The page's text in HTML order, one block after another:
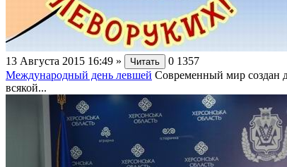
13 Августа 2015 16:49 » Читать 0 1357
Международный день левшей Современный мир создан
всякой...